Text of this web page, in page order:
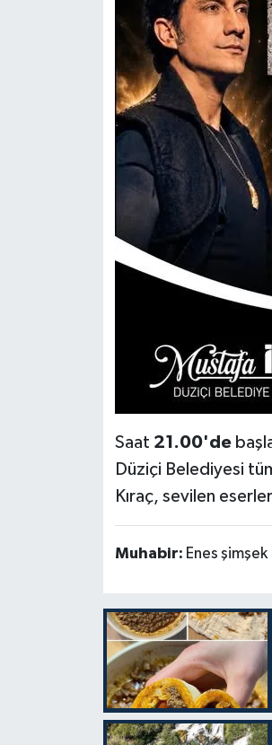
Saat 21.00'de
Düziçi Belediyesi
Kıraç, sevilen
Muhabir: Enes şimşek